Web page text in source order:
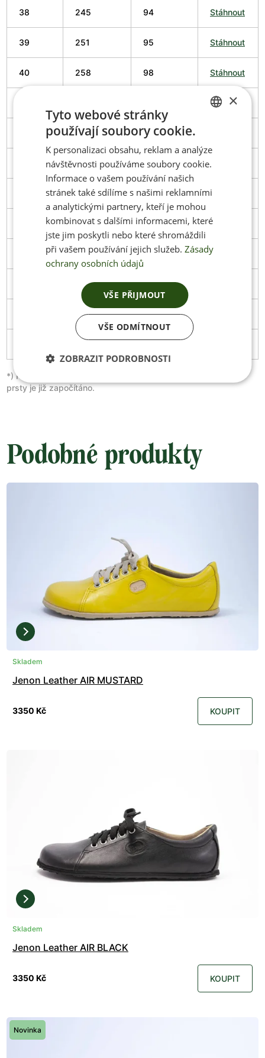
38 245 94 Stáhnout
39 251 95 Stáhnout
40 258 98 Stáhnout
Stáhnout
274 102
279 103
286 106 Stáhnout
291 106 Stáhnout
297 108 Stáhnout
305 111
313 114
*) Prosím nepřidávejte žádné další milimetry, extra místo pro
prsty je již započítáno.
Podobné produkty
Skladem
Jenon Leather AIR MUSTARD
3350 Kč KOUPIT
Skladem
Jenon Leather AIR BLACK
3350 Kč KOUPIT
Novinka
ENGLISH
×
Tyto webové stránky
používají soubory cookie.
K personalizaci obsahu, reklam a analýze
návštěvnosti používáme soubory cookie.
Informace o vašem používání našich
stránek také sdílíme s našimi reklamními
a analytickými partnery, kteří je mohou
kombinovat s dalšími informacemi, které
jste jim poskytli nebo které shromáždili
při vašem používání jejich služeb. Zásady
ochrany osobních údajů
VŠE PŘIJMOUT
VŠE ODMÍTNOUT
ZOBRAZIT PODROBNOSTI